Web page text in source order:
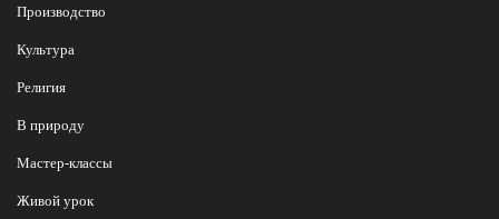
Производство
Культура
Религия
В природу
Мастер-классы
Живой урок